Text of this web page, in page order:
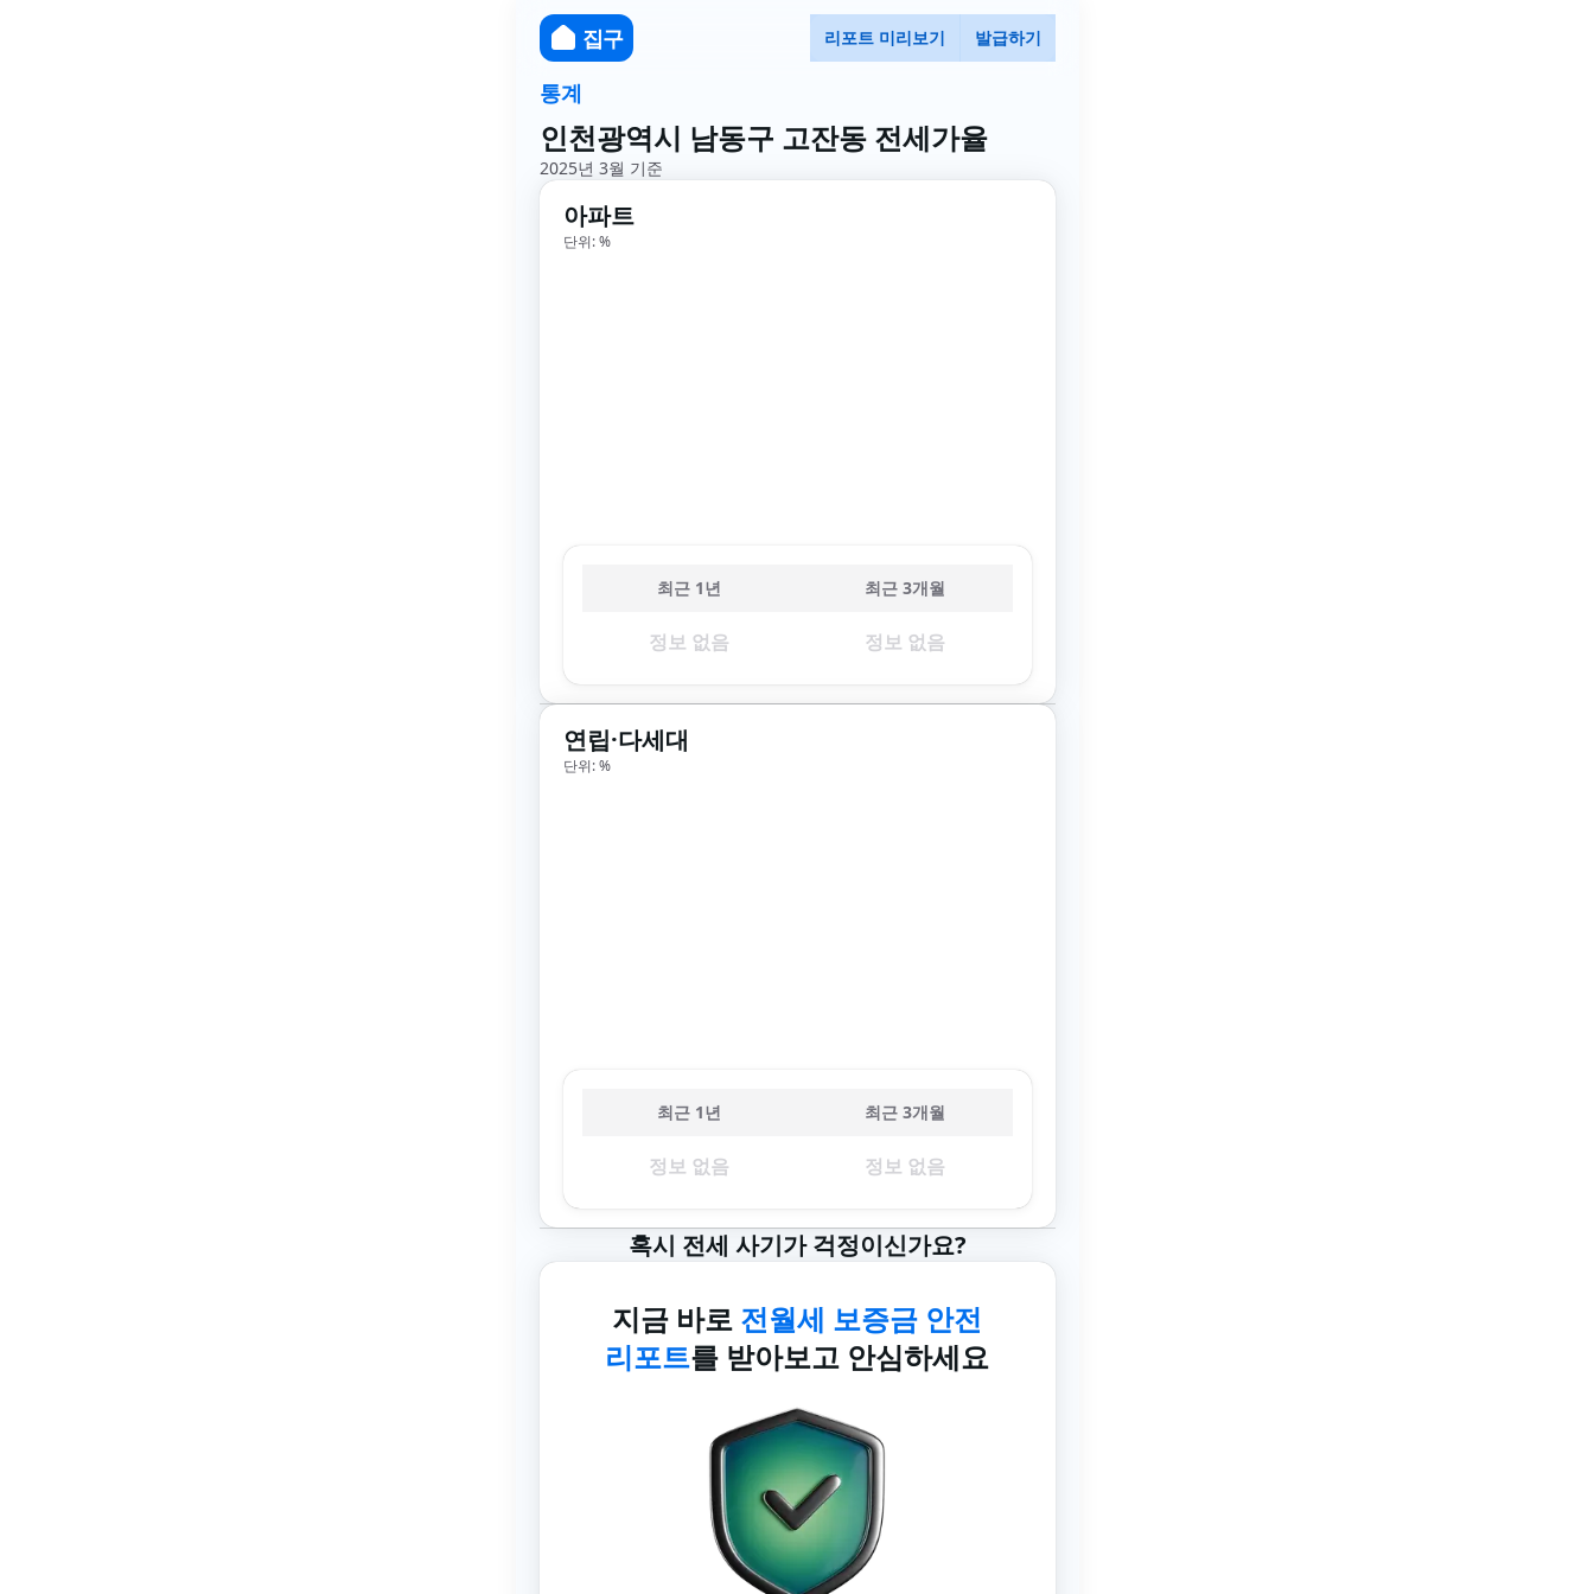
집구 리포트 미리보기 발급하기
통계
인천광역시 남동구 고잔동 전세가율
2025년 3월 기준
아파트
단위: %
최근 1년 최근 3개월
정보 없음 정보 없음
연립·다세대
단위: %
최근 1년 최근 3개월
정보 없음 정보 없음
혹시 전세 사기가 걱정이신가요?
지금 바로 전월세 보증금 안전
리포트를 받아보고 안심하세요